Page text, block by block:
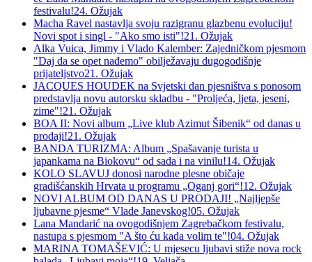
festivalu!24. Ožujak
Macha Ravel nastavlja svoju razigranu glazbenu evoluciju!
Novi spot i singl - "Ako smo isti"!21. Ožujak
Alka Vuica, Jimmy i Vlado Kalember: Zajedničkom pjesmom
"Daj da se opet nađemo" obilježavaju dugogodišnje
prijateljstvo21. Ožujak
JACQUES HOUDEK na Svjetski dan pjesništva s ponosom
predstavlja novu autorsku skladbu - "Proljeća, ljeta, jeseni,
zime"!21. Ožujak
BOA II: Novi album „Live klub Azimut Šibenik“ od danas u
prodaji!21. Ožujak
BANDA TURIZMA: Album „Spašavanje turista u
japankama na Biokovu“ od sada i na vinilu!14. Ožujak
KOLO SLAVUJ donosi narodne plesne običaje
gradišćanskih Hrvata u programu „Oganj gori“!12. Ožujak
NOVI ALBUM OD DANAS U PRODAJI! „Najljepše
ljubavne pjesme“ Vlade Janevskog!05. Ožujak
Lana Mandarić na ovogodišnjem Zagrebačkom festivalu,
nastupa s pjesmom "A što ću kada volim te"!04. Ožujak
MARINA TOMAŠEVIĆ: U mjesecu ljubavi stiže nova rock